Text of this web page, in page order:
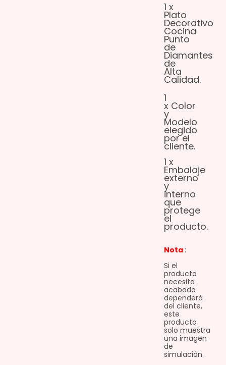
1 x
Plato
Decorativo
Cocina
Punto
de
Diamantes
de
Alta
Calidad.
1
x Color
y
Modelo
elegido
por el
cliente.
1 x
Embalaje
externo
y
interno
que
protege
el
producto.
Nota :
Si el
producto
necesita
acabado
dependerá
del cliente,
este
producto
solo muestra
una imagen
de
simulación.